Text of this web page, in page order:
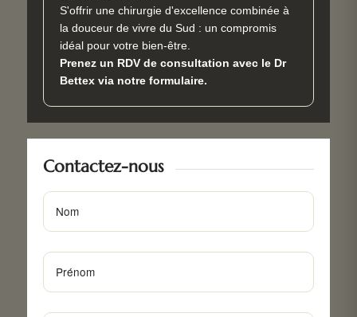
S'offrir une chirurgie d'excellence combinée à
la douceur de vivre du Sud : un compromis
idéal pour votre bien-être.
Prenez un RDV de consultation avec le Dr
Bettex via notre formulaire.
Contactez-nous